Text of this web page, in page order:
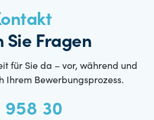
Sie Fragen
für Sie da – vor, während und
Ihrem Bewerbungsprozess.
958 30